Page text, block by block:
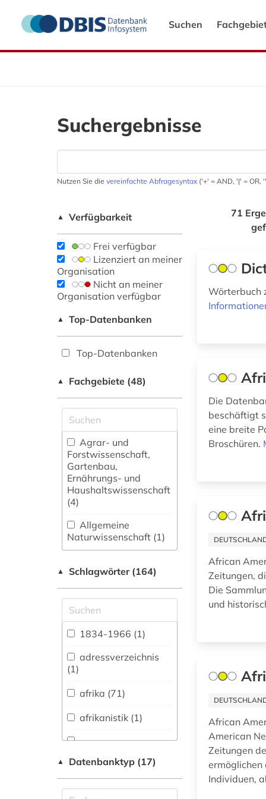
Suchen
Suchergebnisse
Nutzen Sie die vereinfachte Abfragesyntax ('+' = AND, '|' = OR,
▲ Verfügbarkeit
Frei verfügbar
Lizenziert an meiner
Organisation
Nicht an meiner
Organisation verfügbar
▲ Top-Datenbanken
Top-Datenbanken
▲ Fachgebiete (48)
Agrar- und
Forstwissenschaft,
Gartenbau,
Ernährungs- und
Haushaltswissenschaft
(4)
Allgemeine
Naturwissenschaft (1)
fachübergreifende
Allgemeine und
vergleichende Sprach-
und
Literaturwissenschaft.
Indogermanistik.
Außereuropäische
Literaturen (7)
Anglistik.
Amerikanistik (6)
▲ Schlagwörter (164)
1834-1966 (1)
adressverzeichnis
(1)
afrika (71)
afrikanistik (1)
(1)
▲ Datenbanktyp (17)
71
Wörterbuch
Die
beschäftigt
eine breite
Broschüren.
African
Zeitungen,
Die
und
African
American
Zeitungen
ermöglichen
Individuen,